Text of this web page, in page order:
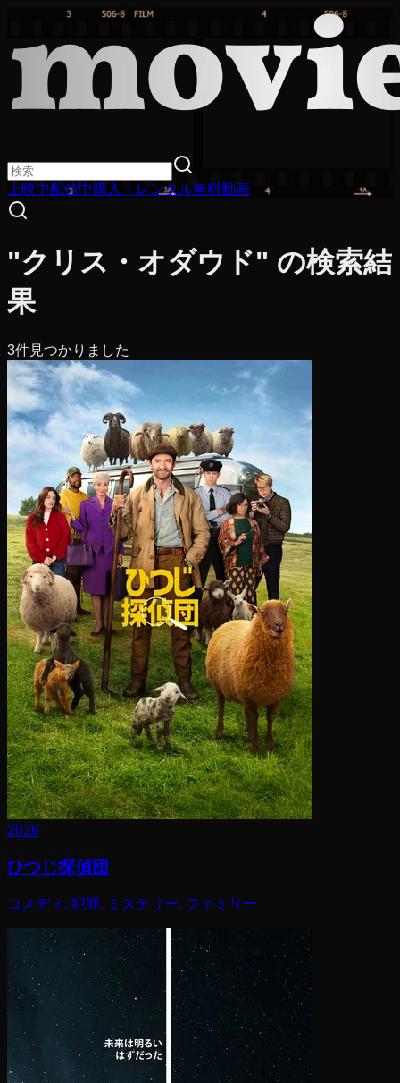
上映中配信中購入・レンタル無料動画
"クリス・オダウド" の検索結
果
3件見つかりました
2026
ひつじ探偵団
コメディ, 犯罪, ミステリー, ファミリー